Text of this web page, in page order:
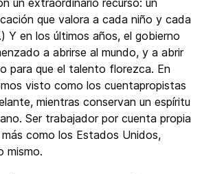
un extraordinario recurso: un
que valora a cada niño y cada
Y en los últimos años, el gobierno
a abrirse al mundo, y a abrir
para que el talento florezca. En
visto como los cuentapropistas
mientras conservan un espíritu
Ser trabajador por cuenta propia
como los Estados Unidos,
mismo.